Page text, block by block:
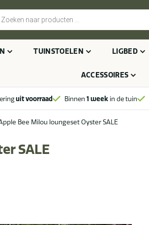
TUINSTOELEN LIGBED
ACCESSOIRES
uit voorraad Binnen 1 week in de tuin
Bee Milou loungeset Oyster SALE
SALE